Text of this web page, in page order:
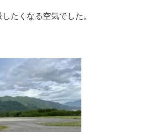
たくなる空気でした。